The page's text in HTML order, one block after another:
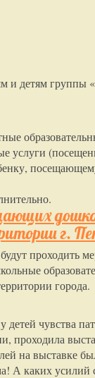
и детям группы
услуги
г.
проходить
города.
чувства
проходила
на выставке
А каких усилий